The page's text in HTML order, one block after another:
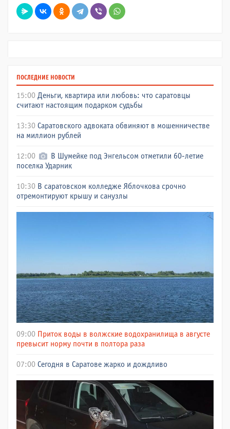
ПОСЛЕДНИЕ НОВОСТИ
15:00 Деньги, квартира или любовь: что саратовцы
считают настоящим подарком судьбы
13:30 Саратовского адвоката обвиняют в мошенничестве
на миллион рублей
12:00
В Шумейке под Энгельсом отметили 60-летие
поселка Ударник
10:30 В саратовском колледже Яблочкова срочно
отремонтируют крышу и санузлы
09:00 Приток воды в волжские водохранилища в августе
превысит норму почти в полтора раза
07:00 Сегодня в Саратове жарко и дождливо